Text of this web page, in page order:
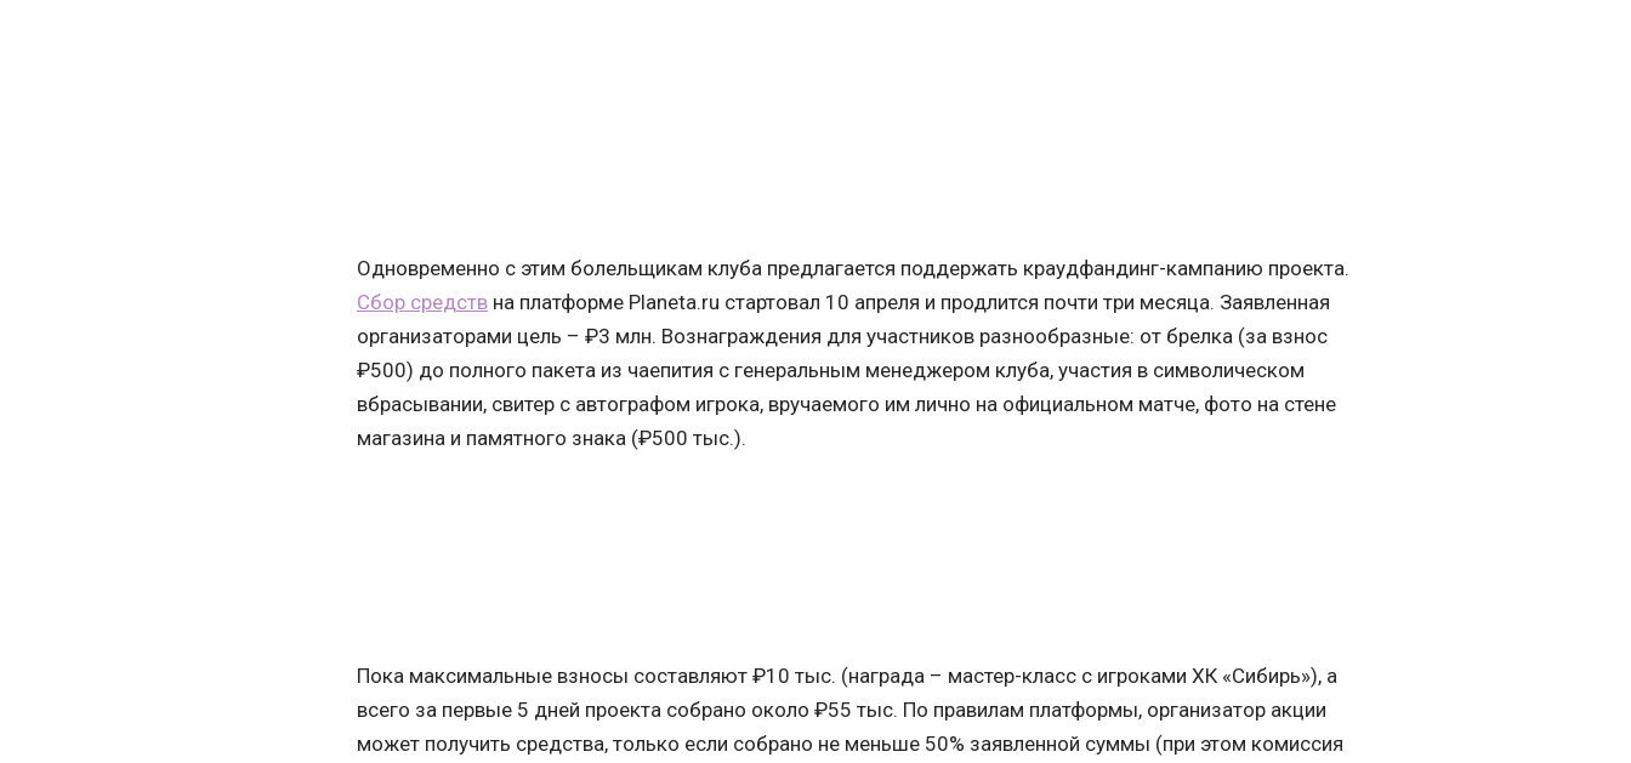
Одновременно с этим болельщикам клуба предлагается поддержать краудфандинг-кампанию проекта.
Сбор средств на платформе Planeta.ru стартовал 10 апреля и продлится почти три месяца. Заявленная
организаторами цель – ₽3 млн. Вознаграждения для участников разнообразные: от брелка (за взнос
₽500) до полного пакета из чаепития с генеральным менеджером клуба, участия в символическом
вбрасывании, свитер с автографом игрока, вручаемого им лично на официальном матче, фото на стене
магазина и памятного знака (₽500 тыс.).
Пока максимальные взносы составляют ₽10 тыс. (награда – мастер-класс с игроками ХК «Сибирь»), а
всего за первые 5 дней проекта собрано около ₽55 тыс. По правилам платформы, организатор акции
может получить средства, только если собрано не меньше 50% заявленной суммы (при этом комиссия